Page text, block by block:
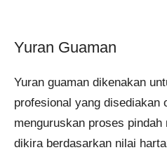
Yuran Guaman
Yuran guaman dikenakan
profesional yang disediakan
menguruskan proses
dikira berdasarkan nilai